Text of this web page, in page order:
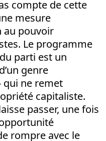
compte de cette
mesure
au pouvoir
Le programme
parti est un
genre
ne remet
capitaliste.
passer, une fois
rompre avec le